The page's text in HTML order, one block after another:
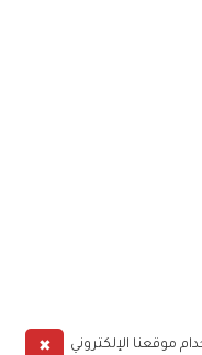
✖
موقعنا الإلكتروني